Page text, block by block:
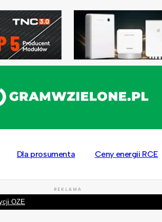
Dla prosumenta Ceny energii RCE
REKLAMA
OZE